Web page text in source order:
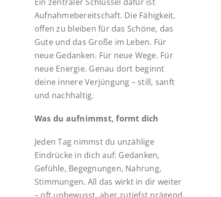
Aufnahmebereitschaft. Die Fähigkeit,
offen zu bleiben für das Schöne, das
Gute und das Große im Leben. Für
neue Gedanken. Für neue Wege. Für
neue Energie. Genau dort beginnt
deine innere Verjüngung – still, sanft
und nachhaltig.
Was du aufnimmst, formt dich
Jeden Tag nimmst du unzählige
Eindrücke in dich auf: Gedanken,
Gefühle, Begegnungen, Nahrung,
Stimmungen. All das wirkt in dir weiter